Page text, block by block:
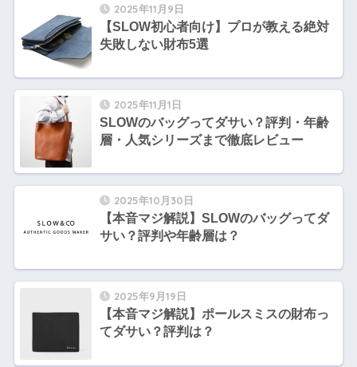
2025年11月9日
【SLOW初心者向け】プロが教える絶対
失敗しない財布5選
2025年11月1日
SLOWのバッグってダサい？評判・年齢
層・人気シリーズまで徹底レビュー
2025年10月30日
【本音マジ解説】SLOWのバッグってダ
サい？評判や年齢層は？
2025年9月19日
【本音マジ解説】ポールスミスの財布っ
てダサい？評判は？